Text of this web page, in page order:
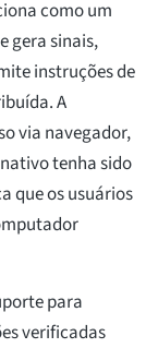
como um
gera sinais,
instruções de
A
via navegador,
tenha sido
que os usuários
para
verificadas